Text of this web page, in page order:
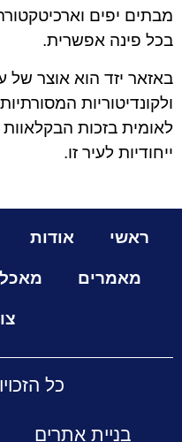
מבתים יפים
בכל פינה אפשרית.
באזאר יזד הוא אוצר של
ולקונדיטוריות
לאומית בזכות הבקלאוות
ייחודיות לעיר זו.
ראשי אודות
מאמרים
כל
בניית אתרים